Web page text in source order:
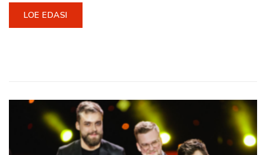
LOE EDASI